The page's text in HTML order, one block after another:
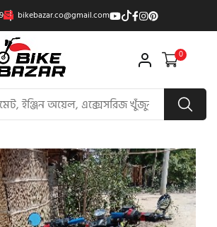
bikebazar.co@gmail.com
Open 0